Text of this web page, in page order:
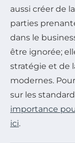
aussi créer de
parties
dans le
être ignorée;
stratégie et de
modernes.
sur les
importance
ici.